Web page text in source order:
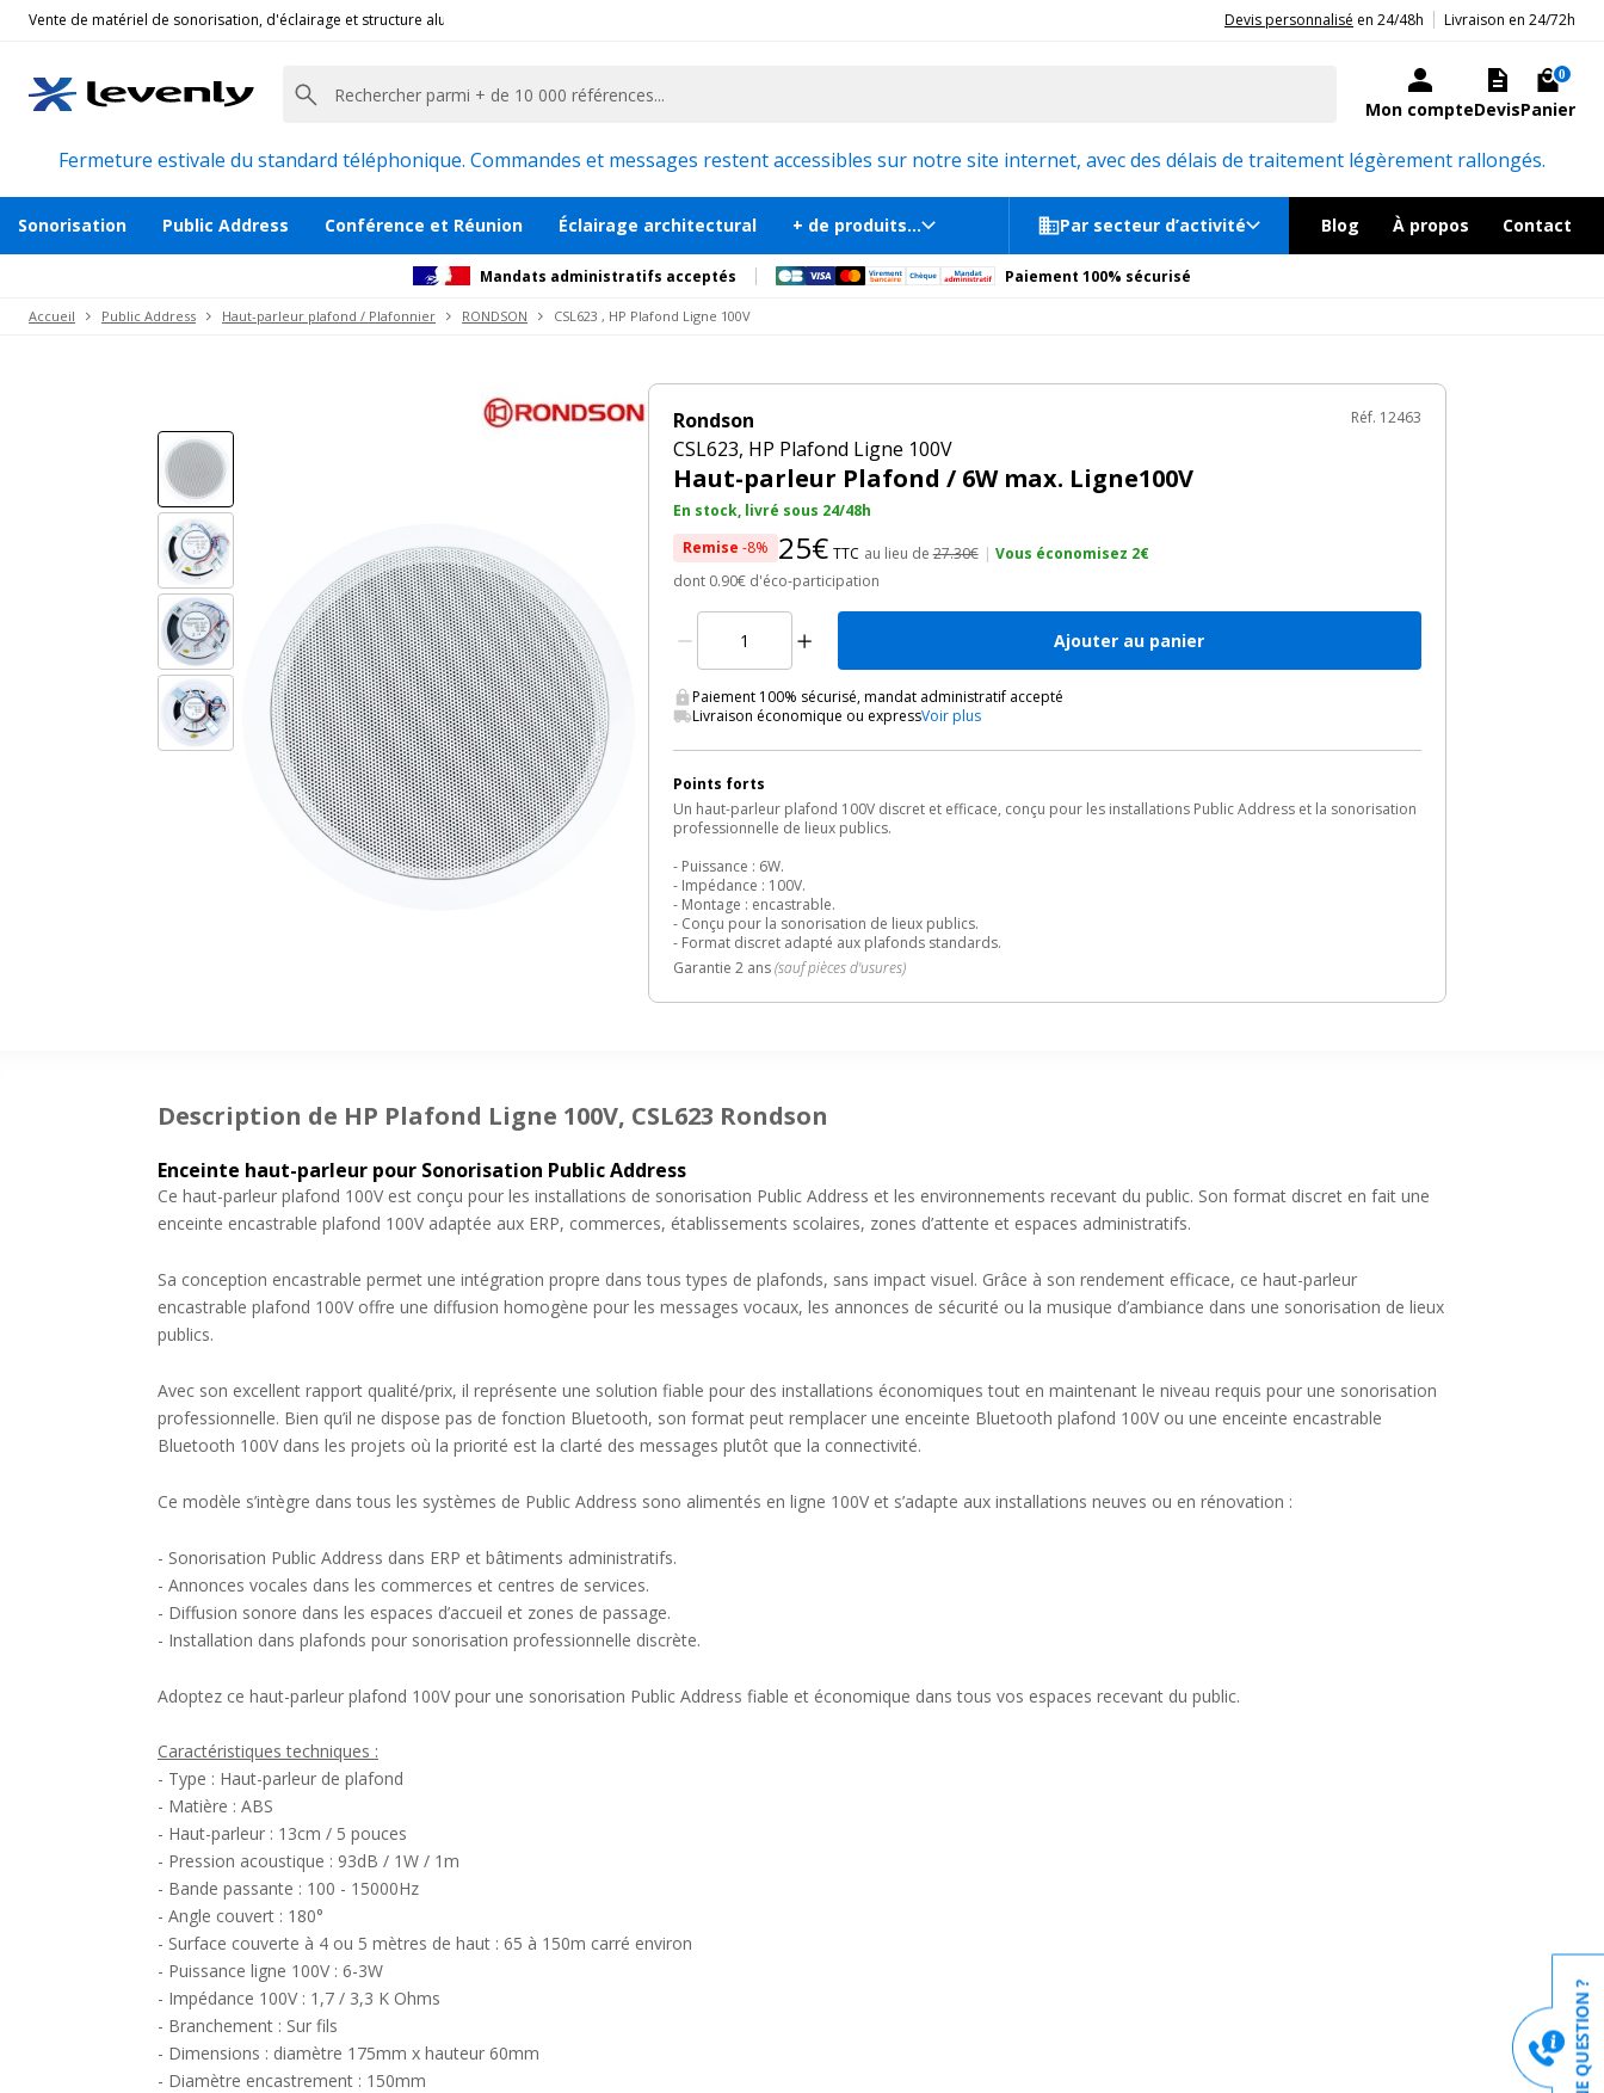
Vente de matériel de sonorisation, d'éclairage et structure alu pour l'évènementiel et la communication, stand exposition, scène, podium et estrade, etc. | 20ans d'expérience aux côtés des professionnels et acteurs publics.
Devis personnalisé en 24/48h Livraison en 24/72h
Mon compteDevisPanier
0
Fermeture estivale du standard téléphonique. Commandes et messages restent accessibles sur notre site internet, avec des délais de traitement légèrement rallongés.
Sonorisation Public Address Conférence et Réunion Éclairage architectural + de produits... Par secteur d’activité Blog À propos Contact
Mandats administratifs acceptés Paiement 100% sécurisé
Accueil Public Address Haut-parleur plafond / Plafonnier RONDSON CSL623 , HP Plafond Ligne 100V
Rondson
CSL623, HP Plafond Ligne 100V
Haut-parleur Plafond / 6W max. Ligne100V
Réf. 12463
En stock, livré sous 24/48h
Remise -8% 25€ TTC au lieu de27.30€ | Vous économisez 2€
dont 0.90€ d'éco-participation
Ajouter au panier
Paiement 100% sécurisé, mandat administratif accepté
Livraison économique ou expressVoir plus
Points forts
Un haut-parleur plafond 100V discret et efficace, conçu pour les installations Public Address et la sonorisation
professionnelle de lieux publics.
- Puissance : 6W.
- Impédance : 100V.
- Montage : encastrable.
- Conçu pour la sonorisation de lieux publics.
- Format discret adapté aux plafonds standards.
Garantie 2 ans(sauf pièces d'usures)
Description de HP Plafond Ligne 100V, CSL623 Rondson
Enceinte haut-parleur pour Sonorisation Public Address
Ce haut-parleur plafond 100V est conçu pour les installations de sonorisation Public Address et les environnements recevant du public. Son format discret en fait une
enceinte encastrable plafond 100V adaptée aux ERP, commerces, établissements scolaires, zones d’attente et espaces administratifs.
Sa conception encastrable permet une intégration propre dans tous types de plafonds, sans impact visuel. Grâce à son rendement efficace, ce haut-parleur
encastrable plafond 100V offre une diffusion homogène pour les messages vocaux, les annonces de sécurité ou la musique d’ambiance dans une sonorisation de lieux
publics.
Avec son excellent rapport qualité/prix, il représente une solution fiable pour des installations économiques tout en maintenant le niveau requis pour une sonorisation
professionnelle. Bien qu’il ne dispose pas de fonction Bluetooth, son format peut remplacer une enceinte Bluetooth plafond 100V ou une enceinte encastrable
Bluetooth 100V dans les projets où la priorité est la clarté des messages plutôt que la connectivité.
Ce modèle s’intègre dans tous les systèmes de Public Address sono alimentés en ligne 100V et s’adapte aux installations neuves ou en rénovation :
- Sonorisation Public Address dans ERP et bâtiments administratifs.
- Annonces vocales dans les commerces et centres de services.
- Diffusion sonore dans les espaces d’accueil et zones de passage.
- Installation dans plafonds pour sonorisation professionnelle discrète.
Adoptez ce haut-parleur plafond 100V pour une sonorisation Public Address fiable et économique dans tous vos espaces recevant du public.
Caractéristiques techniques :
- Type : Haut-parleur de plafond
- Matière : ABS
- Haut-parleur : 13cm / 5 pouces
- Pression acoustique : 93dB / 1W / 1m
- Bande passante : 100 - 15000Hz
- Angle couvert : 180°
- Surface couverte à 4 ou 5 mètres de haut : 65 à 150m carré environ
- Puissance ligne 100V : 6-3W
- Impédance 100V : 1,7 / 3,3 K Ohms
- Branchement : Sur fils
- Dimensions : diamètre 175mm x hauteur 60mm
- Diamètre encastrement : 150mm